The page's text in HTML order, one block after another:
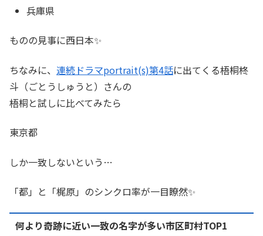
兵庫県
ものの見事に西日本✨
ちなみに、 連続ドラマportrait(s)第4話に出てくる梧桐柊
斗（ごとうしゅうと）さんの
梧桐と試しに比べてみたら
東京都
しか一致しないという…
「都」と「梶原」のシンクロ率が一目瞭然✨
何より奇跡に近い一致の名字が多い市区町村TOP1